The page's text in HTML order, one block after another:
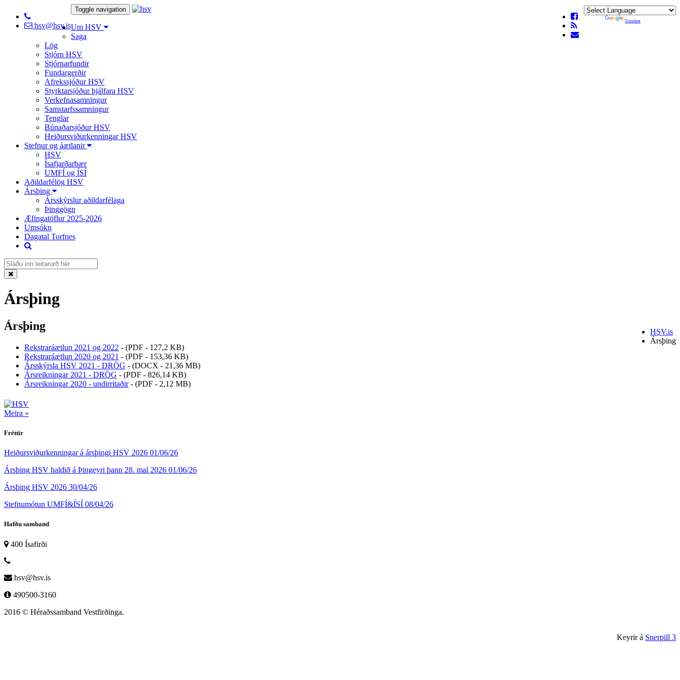
hsv@hsv.is
Translate
Toggle navigation
Um HSV
Saga
Lög
Stjórn HSV
Stjórnarfundir
Fundargerðir
Afrekssjóður HSV
Styrktarsjóður þjálfara HSV
Verkefnasamningur
Samstarfssamningur
Tenglar
Búnaðarsjóður HSV
Heiðursviðurkenningar HSV
Stefnur og áætlanir
HSV
Ísafjarðarbær
UMFÍ og ÍSÍ
Aðildarfélög HSV
Ársþing
Ársskýrslur aðildarfélaga
Þinggögn
Æfingatöflur 2025-2026
Umsókn
Dagatal Torfnes
Ársþing
HSV.is
Ársþing
Ársþing
Rekstraráætlun 2021 og 2022 - (PDF - 127,2 KB)
Rekstraráætlun 2020 og 2021 - (PDF - 153,36 KB)
Ársskýrsla HSV 2021 - DRÖG - (DOCX - 21,36 MB)
Ársreikningar 2021 - DRÖG - (PDF - 826,14 KB)
Ársreikningar 2020 - undirritaðir- (PDF - 2,12 MB)
Meira »
Fréttir
Heiðursviðurkenningar á ársþingi HSV 2026 01/06/26
Ársþing HSV haldið á Þingeyri þann 28. maí 2026 01/06/26
Ársþing HSV 2026 30/04/26
Stefnumótun UMFÍ&ÍSÍ 08/04/26
Hafðu samband
400 Ísafirði
hsv@hsv.is
490500-3160
2016 © Héraðssamband Vestfirðinga.
Keyrir á Snerpill 3